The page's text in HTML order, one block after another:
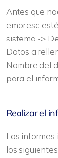
Antes que
empresa
sistema ->
Datos a
Nombre del
para el
Realizar el
Los
los